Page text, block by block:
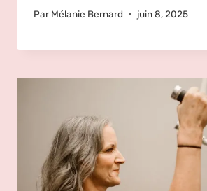
Par Mélanie Bernard juin 8, 2025